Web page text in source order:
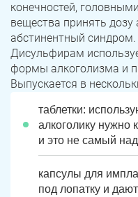
конечностей,
вещества принять
абстинентный синдром.
Дисульфирам
формы алкоголизма и
Выпускается в
таблетки:
алкоголику нужно
и это не самый
капсулы для
под лопатку и